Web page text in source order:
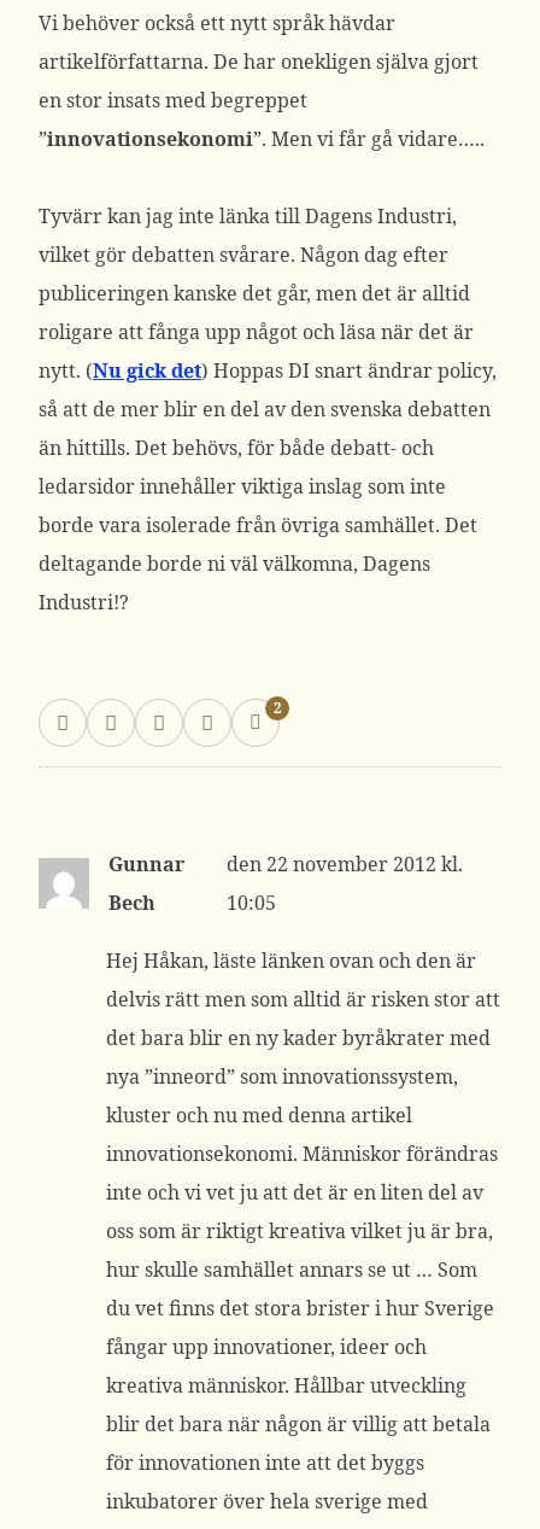
Vi behöver också ett nytt språk hävdar
artikelförfattarna. De har onekligen själva gjort
en stor insats med begreppet
”innovationsekonomi”. Men vi får gå vidare…..
Tyvärr kan jag inte länka till Dagens Industri,
vilket gör debatten svårare. Någon dag efter
publiceringen kanske det går, men det är alltid
roligare att fånga upp något och läsa när det är
nytt. (Nu gick det) Hoppas DI snart ändrar policy,
så att de mer blir en del av den svenska debatten
än hittills. Det behövs, för både debatt- och
ledarsidor innehåller viktiga inslag som inte
borde vara isolerade från övriga samhället. Det
deltagande borde ni väl välkomna, Dagens
Industri!?
2
Gunnar
Bech
22 november 2012 kl.
10:05
Hej Håkan, läste länken ovan och den är
delvis rätt men som alltid är risken stor att
det bara blir en ny kader byråkrater med
nya ”inneord” som innovationssystem,
kluster och nu med denna artikel
innovationsekonomi. Människor förändras
inte och vi vet ju att det är en liten del av
oss som är riktigt kreativa vilket ju är bra,
hur skulle samhället annars se ut … Som
du vet finns det stora brister i hur Sverige
fångar upp innovationer, ideer och
kreativa människor. Hållbar utveckling
blir det bara när någon är villig att betala
för innovationen inte att det byggs
inkubatorer över hela sverige med